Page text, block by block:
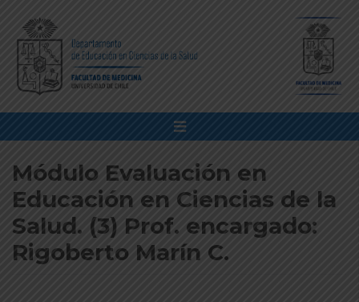
Módulo Evaluación en
Educación en Ciencias de la
Salud. (3) Prof. encargado:
Rigoberto Marín C.